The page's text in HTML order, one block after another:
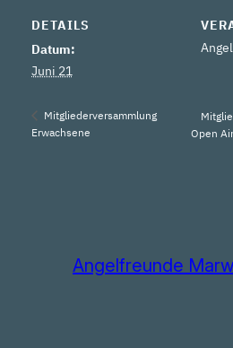
DETAILS
Datum:
Juni 21
Mitgliederversammlung
Erwachsene
Open
Angelfreunde